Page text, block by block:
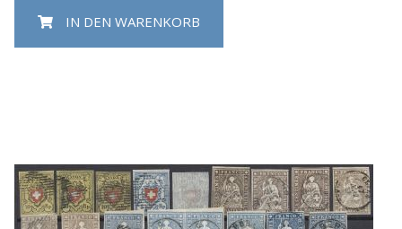
IN DEN WARENKORB